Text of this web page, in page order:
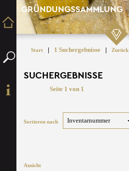
GRÜNDUNGSSAMMLUNG
Start | 1 Suchergebnisse | Zurück
SUCHERGEBNISSE
Seite 1 von 1
Sortieren nach
Ansicht